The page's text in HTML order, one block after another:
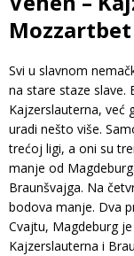
Mozzartbet
Svi u slavnom
na stare staze slave.
Kajzerslauterna, već
uradi nešto više.
trećoj ligi, a oni su
manje od
Braunšvajga. Na
bodova manje. Dva
Cvajtu, Magdeburg
Kajzerslauterna i